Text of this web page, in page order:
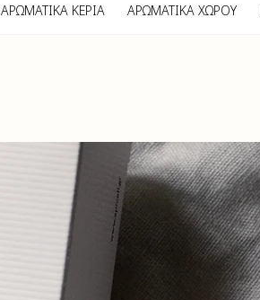
ΑΡΩΜΑΤΙΚΑ ΚΕΡΙΑ ΑΡΩΜΑΤΙΚΑ ΧΩΡΟΥ